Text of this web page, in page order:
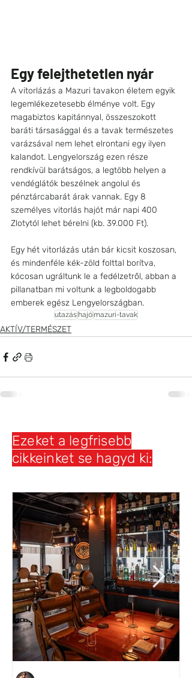
Egy felejthetetlen nyár
A vitorlázás a Mazuri tavakon életem egyik
legemlékezetesebb élménye volt. Egy
magabiztos kapitánnyal, összeszokott
baráti társasággal és a tavak természetes
varázsával nem lehet elrontani egy ilyen
kalandot. Lengyelország ezen része
rendkívül barátságos, a legtöbb helyen a
vendéglátók beszélnek angolul és
pénztárcabarát árak vannak. Egy 8
személyes vitorlás hajót már napi 400
Zlotytól lehet bérelni (kb. 39.000 Ft).
Egy hét vitorlázás után bár kicsit koszosan,
és mindenféle kék-zöld folttal borítva,
kócosan ugráltunk le a fedélzetről, abban a
pillanatban mi voltunk a legboldogabb
emberek egész Lengyelországban.
utazás hajó mazuri-tavak
AKTÍV/TERMÉSZET
Ezeket a legfrisebb
cikkeinket se hagyd ki: